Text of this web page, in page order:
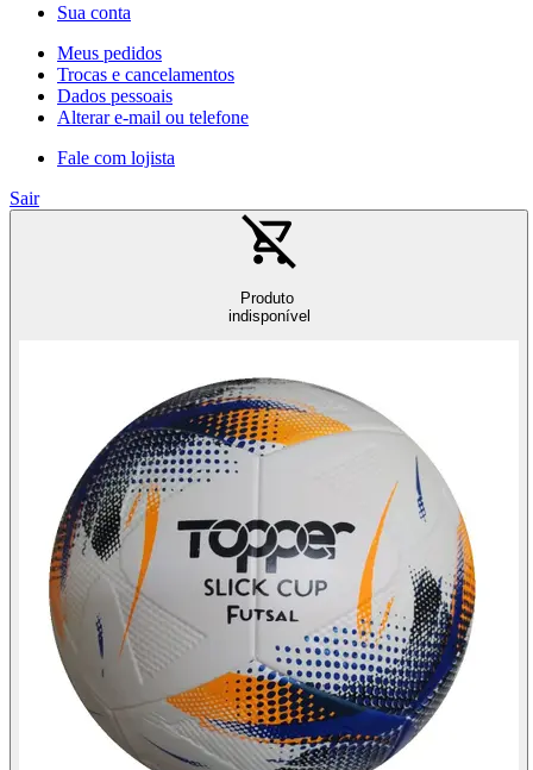
Sua conta
Meus pedidos
Trocas e cancelamentos
Dados pessoais
Alterar e-mail ou telefone
Fale com lojista
Sair
Produto
indisponível